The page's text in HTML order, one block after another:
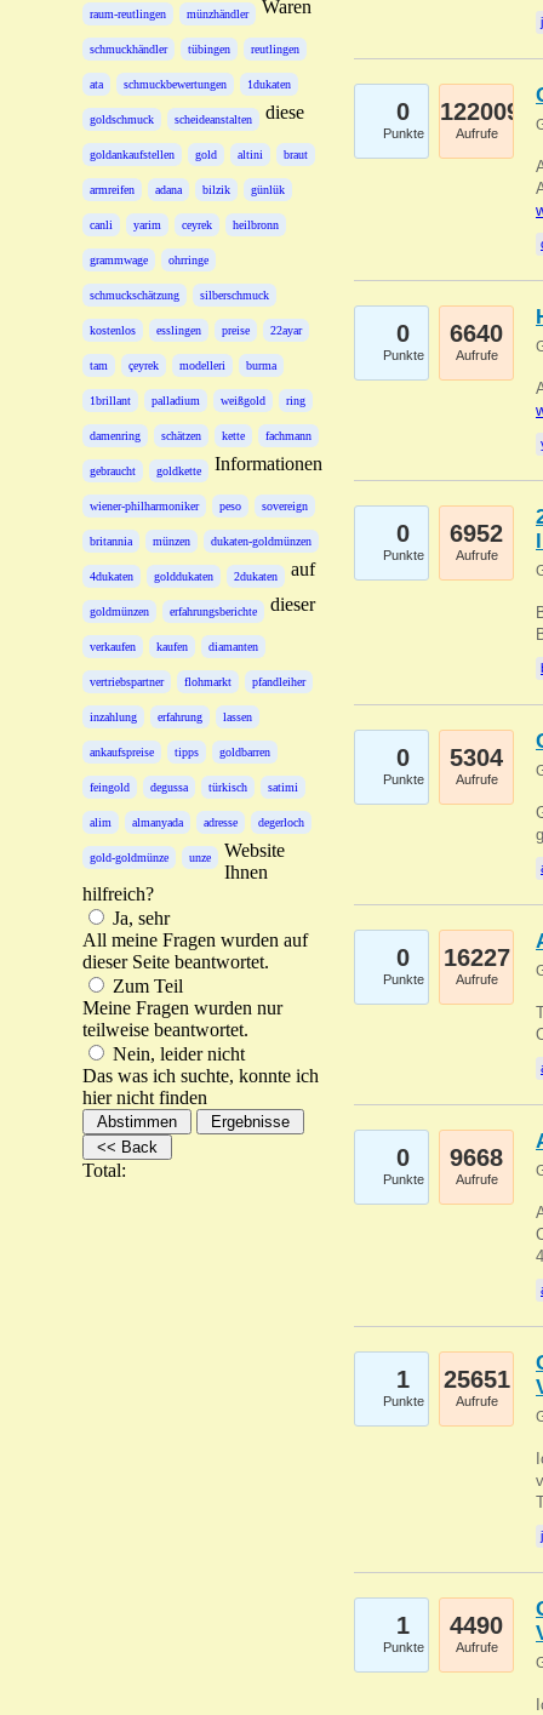
raum-reutlingen münzhändler
schmuckhändler tübingen reutlingen
ata schmuckbewertungen 1dukaten
goldschmuck scheideanstalten
goldankaufstellen gold altini braut
armreifen adana bilzik günlük
canli yarim ceyrek heilbronn
grammwage ohrringe
schmuckschätzung silberschmuck
kostenlos esslingen preise 22ayar
tam çeyrek modelleri burma
1brillant palladium weißgold ring
damenring schätzen kette fachmann
gebraucht goldkette
wiener-philharmoniker peso sovereign
britannia münzen dukaten-goldmünzen
4dukaten golddukaten 2dukaten
goldmünzen erfahrungsberichte
verkaufen kaufen diamanten
vertriebspartner flohmarkt pfandleiher
inzahlung erfahrung lassen
ankaufspreise tipps goldbarren
feingold degussa türkisch satimi
alim almanyada adresse degerloch
gold-goldmünze unze
Waren
diese
Informationen
auf
dieser
Website
Ihnen
hilfreich?
Ja, sehr
All meine Fragen wurden auf
dieser Seite beantwortet.
Zum Teil
Meine Fragen wurden nur
teilweise beantwortet.
Nein, leider nicht
Das was ich suchte, konnte ich
hier nicht finden
Total:
0
Punkte
122009
Aufrufe
0
Punkte
6640
Aufrufe
0
Punkte
6952
Aufrufe
0
Punkte
5304
Aufrufe
0
Punkte
16227
Aufrufe
0
Punkte
9668
Aufrufe
1
Punkte
25651
Aufrufe
1
Punkte
4490
Aufrufe